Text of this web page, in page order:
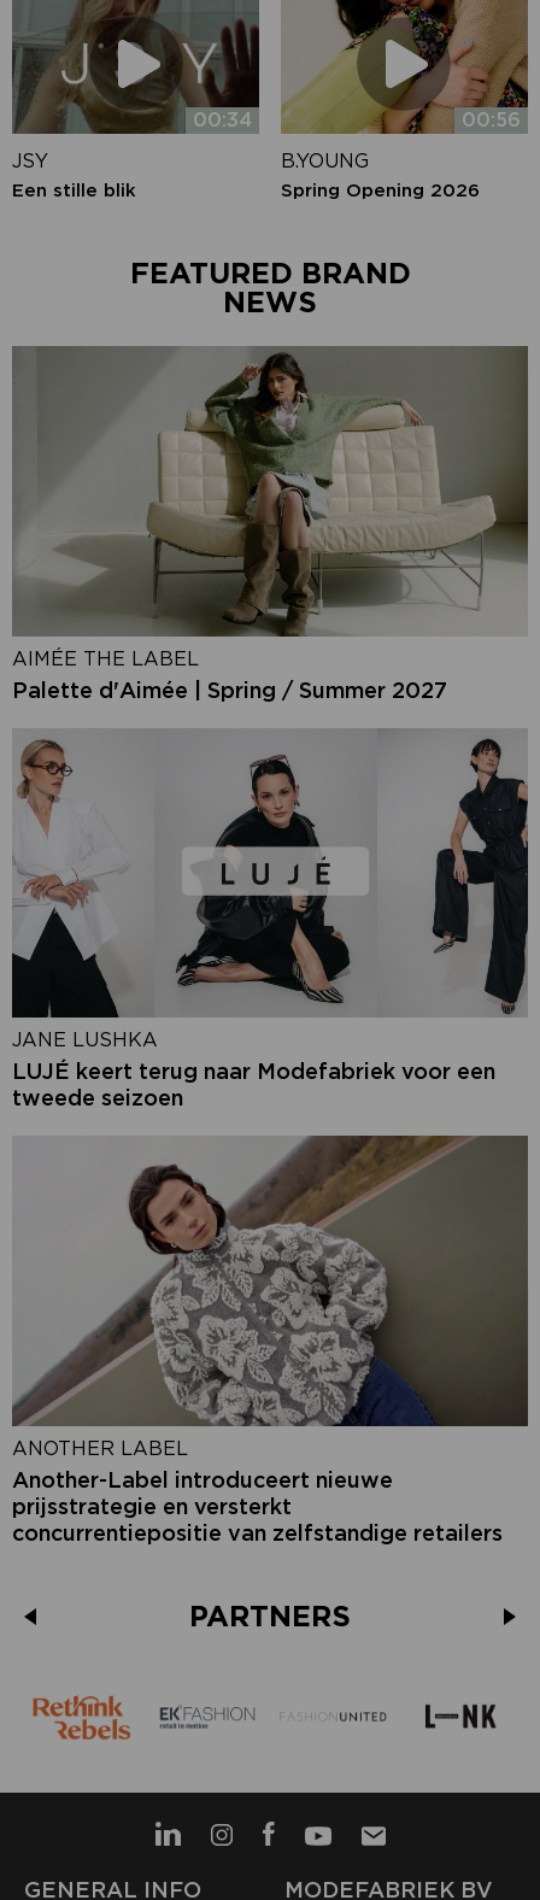
00:34
JSY
Een stille blik
00:56
B.YOUNG
Spring Opening 2026
FEATURED BRAND
NEWS
AIMÉE THE LABEL
Palette d'Aimée | Spring / Summer 2027
JANE LUSHKA
LUJÉ keert terug naar Modefabriek voor een
tweede seizoen
ANOTHER LABEL
Another-Label introduceert nieuwe
prijsstrategie en versterkt
concurrentiepositie van zelfstandige retailers
PARTNERS
GENERAL INFO MODEFABRIEK BV